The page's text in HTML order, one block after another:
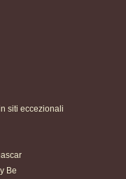
siti eccezionali
Be